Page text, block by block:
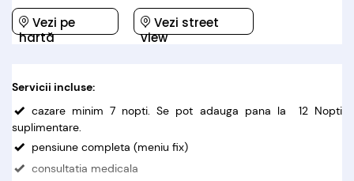
Vezi pe
hartă
Vezi street
view
Servicii incluse:
cazare minim 7 nopti. Se pot adauga pana la 12 Nopti
suplimentare.
pensiune completa (meniu fix)
consultatia medicala